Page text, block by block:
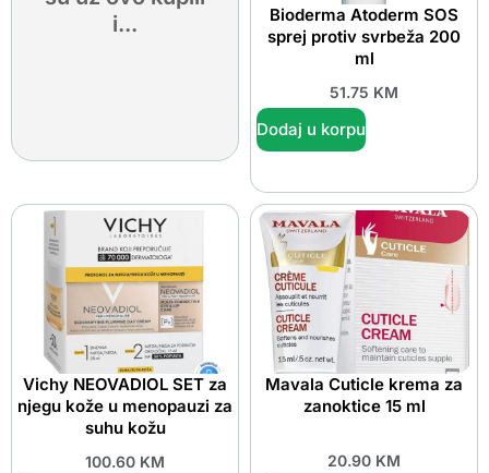
i...
Bioderma Atoderm SOS
sprej protiv svrbeža 200
ml
51.75 KM
Dodaj u korpu
Vichy NEOVADIOL SET za
njegu kože u menopauzi za
suhu kožu
100.60 KM
Mavala Cuticle krema za
zanoktice 15 ml
20.90 KM